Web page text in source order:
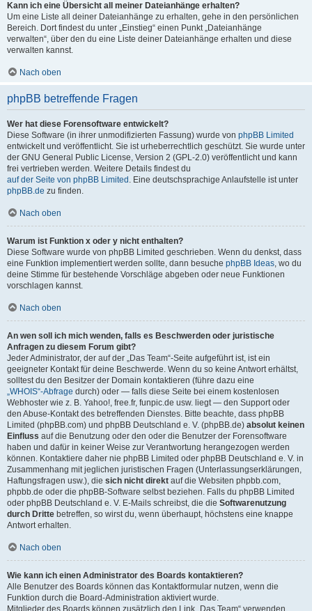
Kann ich eine Übersicht all meiner Dateianhänge erhalten?
Um eine Liste all deiner Dateianhänge zu erhalten, gehe in den persönlichen
Bereich. Dort findest du unter „Einstieg“ einen Punkt „Dateianhänge
verwalten“, über den du eine Liste deiner Dateianhänge erhalten und diese
verwalten kannst.
Nach oben
phpBB betreffende Fragen
Wer hat diese Forensoftware entwickelt?
Diese Software (in ihrer unmodifizierten Fassung) wurde von phpBB Limited
entwickelt und veröffentlicht. Sie ist urheberrechtlich geschützt. Sie wurde unter
der GNU General Public License, Version 2 (GPL-2.0) veröffentlicht und kann
frei vertrieben werden. Weitere Details findest du
auf der Seite von phpBB Limited . Eine deutschsprachige Anlaufstelle ist unter
phpBB.de zu finden.
Nach oben
Warum ist Funktion x oder y nicht enthalten?
Diese Software wurde von phpBB Limited geschrieben. Wenn du denkst, dass
eine Funktion implementiert werden sollte, dann besuche phpBB Ideas, wo du
deine Stimme für bestehende Vorschläge abgeben oder neue Funktionen
vorschlagen kannst.
Nach oben
An wen soll ich mich wenden, falls es Beschwerden oder juristische
Anfragen zu diesem Forum gibt?
Jeder Administrator, der auf der „Das Team“-Seite aufgeführt ist, ist ein
geeigneter Kontakt für deine Beschwerde. Wenn du so keine Antwort erhältst,
solltest du den Besitzer der Domain kontaktieren (führe dazu eine
„WHOIS“-Abfrage durch) oder — falls diese Seite bei einem kostenlosen
Webhoster wie z. B. Yahoo!, free.fr, funpic.de usw. liegt — den Support oder
den Abuse-Kontakt des betreffenden Dienstes. Bitte beachte, dass phpBB
Limited (phpBB.com) und phpBB Deutschland e. V. (phpBB.de) absolut keinen
Einfluss auf die Benutzung oder den oder die Benutzer der Forensoftware
haben und dafür in keiner Weise zur Verantwortung herangezogen werden
können. Kontaktiere daher nie phpBB Limited oder phpBB Deutschland e. V. in
Zusammenhang mit jeglichen juristischen Fragen (Unterlassungserklärungen,
Haftungsfragen usw.), die sich nicht direkt auf die Websiten phpbb.com,
phpbb.de oder die phpBB-Software selbst beziehen. Falls du phpBB Limited
oder phpBB Deutschland e. V. E-Mails schreibst, die die Softwarenutzung
durch Dritte betreffen, so wirst du, wenn überhaupt, höchstens eine knappe
Antwort erhalten.
Nach oben
Wie kann ich einen Administrator des Boards kontaktieren?
Alle Benutzer des Boards können das Kontaktformular nutzen, wenn die
Funktion durch die Board-Administration aktiviert wurde.
Mitglieder des Boards können zusätzlich den Link „Das Team“ verwenden.